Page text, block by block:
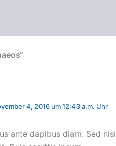
4, 2016 um 12:43 a.m. Uhr
ante dapibus diam. Sed